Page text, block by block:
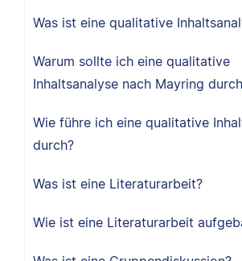
Was ist eine qualitative
Warum sollte ich eine qualitative
Inhaltsanalyse nach Mayring
Wie führe ich eine qualitative
durch?
Was ist eine Literaturarbeit?
Wie ist eine Literaturarbeit